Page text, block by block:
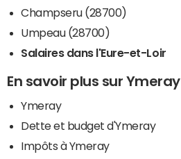
Champseru (28700)
Umpeau (28700)
Salaires dans l'Eure-et-Loir
En savoir plus sur Ymeray
Ymeray
Dette et budget d'Ymeray
Impôts à Ymeray